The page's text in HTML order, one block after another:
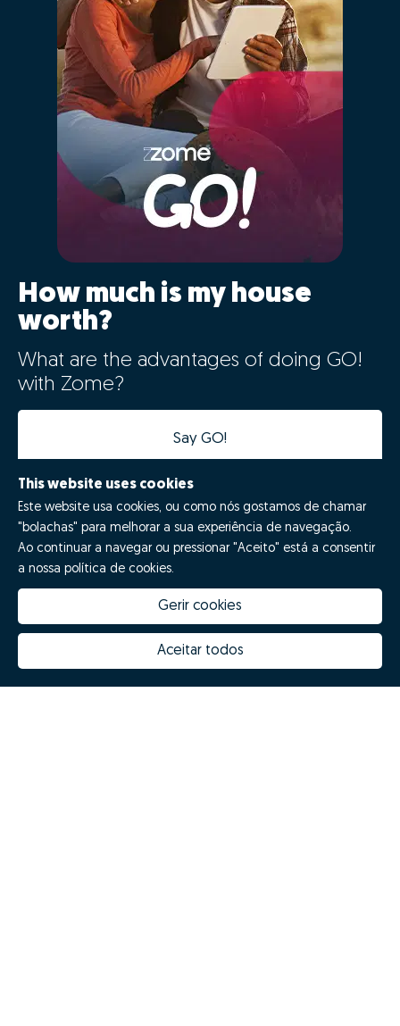
How much is my house
worth?
What are the advantages of doing GO!
with Zome?
Say GO!
How much is my house worth
Why choose Zome
Zome Innovation
Hubs Zome
This website uses cookies
Este website usa cookies, ou como nós gostamos de chamar
"bolachas" para melhorar a sua experiência de navegação.
Ao continuar a navegar ou pressionar "Aceito" está a consentir
a nossa política de cookies.
Gerir cookies
Aceitar todos